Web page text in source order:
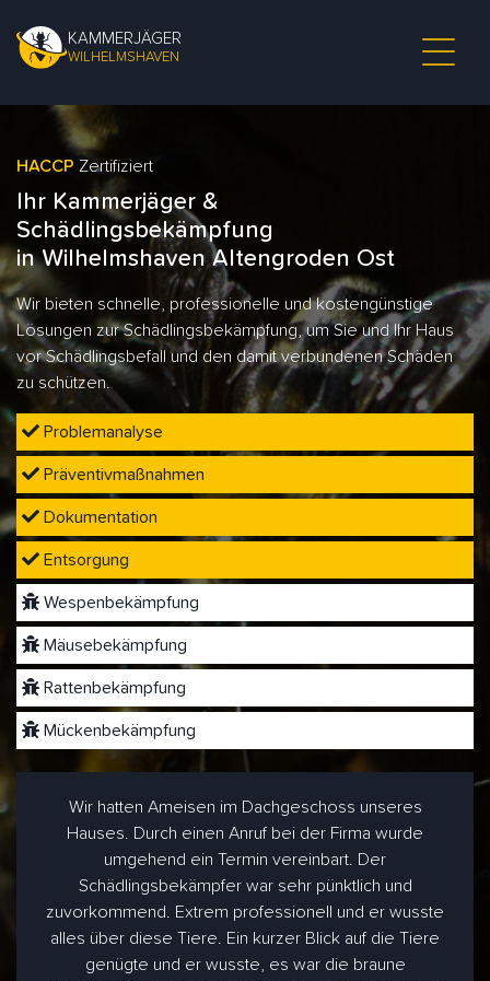
KAMMERJÄGER
WILHELMSHAVEN
HACCP Zertifiziert
Ihr Kammerjäger &
Schädlingsbekämpfung
in Wilhelmshaven Altengroden Ost
Wir bieten schnelle, professionelle und kostengünstige
Lösungen zur Schädlingsbekämpfung, um Sie und Ihr Haus
vor Schädlingsbefall und den damit verbundenen Schäden
zu schützen.
Problemanalyse
Präventivmaßnahmen
Dokumentation
Entsorgung
Wespenbekämpfung
Mäusebekämpfung
Rattenbekämpfung
Mückenbekämpfung
Wir hatten Ameisen im Dachgeschoss unseres
Hauses. Durch einen Anruf bei der Firma wurde
umgehend ein Termin vereinbart. Der
Schädlingsbekämpfer war sehr pünktlich und
zuvorkommend. Extrem professionell und er wusste
alles über diese Tiere. Ein kurzer Blick auf die Tiere
genügte und er wusste, es war die braune